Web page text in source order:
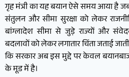
गृह मंत्री का यह बयान ऐसे समय आया है
संतुलन और सीमा सुरक्षा को लेकर
बांग्लादेश सीमा से जुड़े राज्यों और
बदलावों को लेकर लगातार चिंता जताई
कि सरकार अब इस मुद्दे पर केवल
के मूड में है।